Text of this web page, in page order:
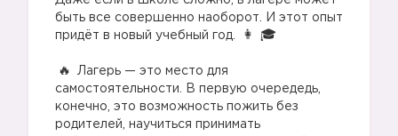
быть все совершенно наоборот. И этот опыт
придёт в новый учебный год.
Лагерь — это место для
самостоятельности. В первую очередедь,
конечно, это возможность пожить без
родителей, научиться принимать